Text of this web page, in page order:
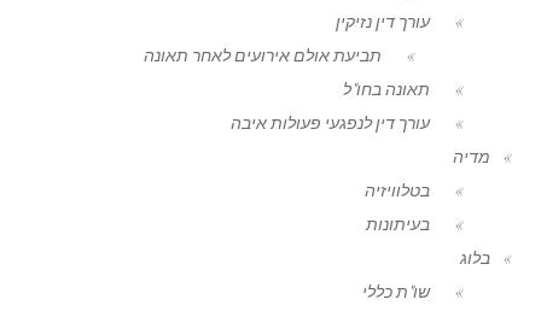
עורך דין נזיקין
תביעת אולם אירועים לאחר תאונה
תאונה בחו"ל
עורך דין לנפגעי פעולות איבה
מדיה
בטלוויזיה
בעיתונות
בלוג
שו"ת כללי